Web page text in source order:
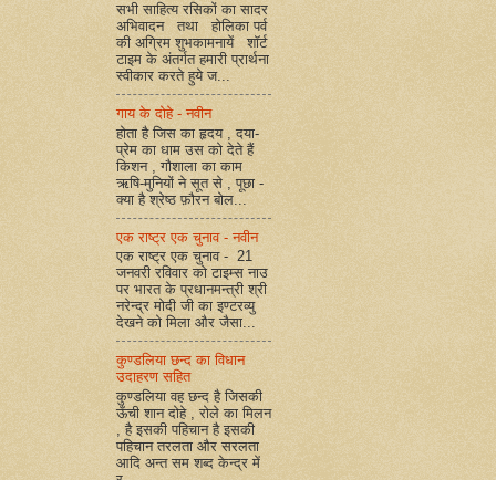
सभी साहित्य रसिकों का सादर
अभिवादन तथा होलिका पर्व
की अग्रिम शुभकामनायें शॉर्ट
टाइम के अंतर्गत हमारी प्रार्थना
स्वीकार करते हुये ज...
गाय के दोहे - नवीन
होता है जिस का हृदय , दया-
प्रेम का धाम उस को देते हैं
किशन , गौशाला का काम
ऋषि-मुनियों ने सूत से , पूछा -
क्या है श्रेष्ठ फ़ौरन बोल...
एक राष्ट्र एक चुनाव - नवीन
एक राष्ट्र एक चुनाव - 21
जनवरी रविवार को टाइम्स नाउ
पर भारत के प्रधानमन्त्री श्री
नरेन्द्र मोदी जी का इण्टरव्यु
देखने को मिला और जैसा...
कुण्डलिया छन्द का विधान
उदाहरण सहित
कुण्डलिया वह छन्द है जिसकी
ऊँची शान दोहे , रोले का मिलन
, है इसकी पहिचान है इसकी
पहिचान तरलता और सरलता
आदि अन्त सम शब्द केन्द्र में